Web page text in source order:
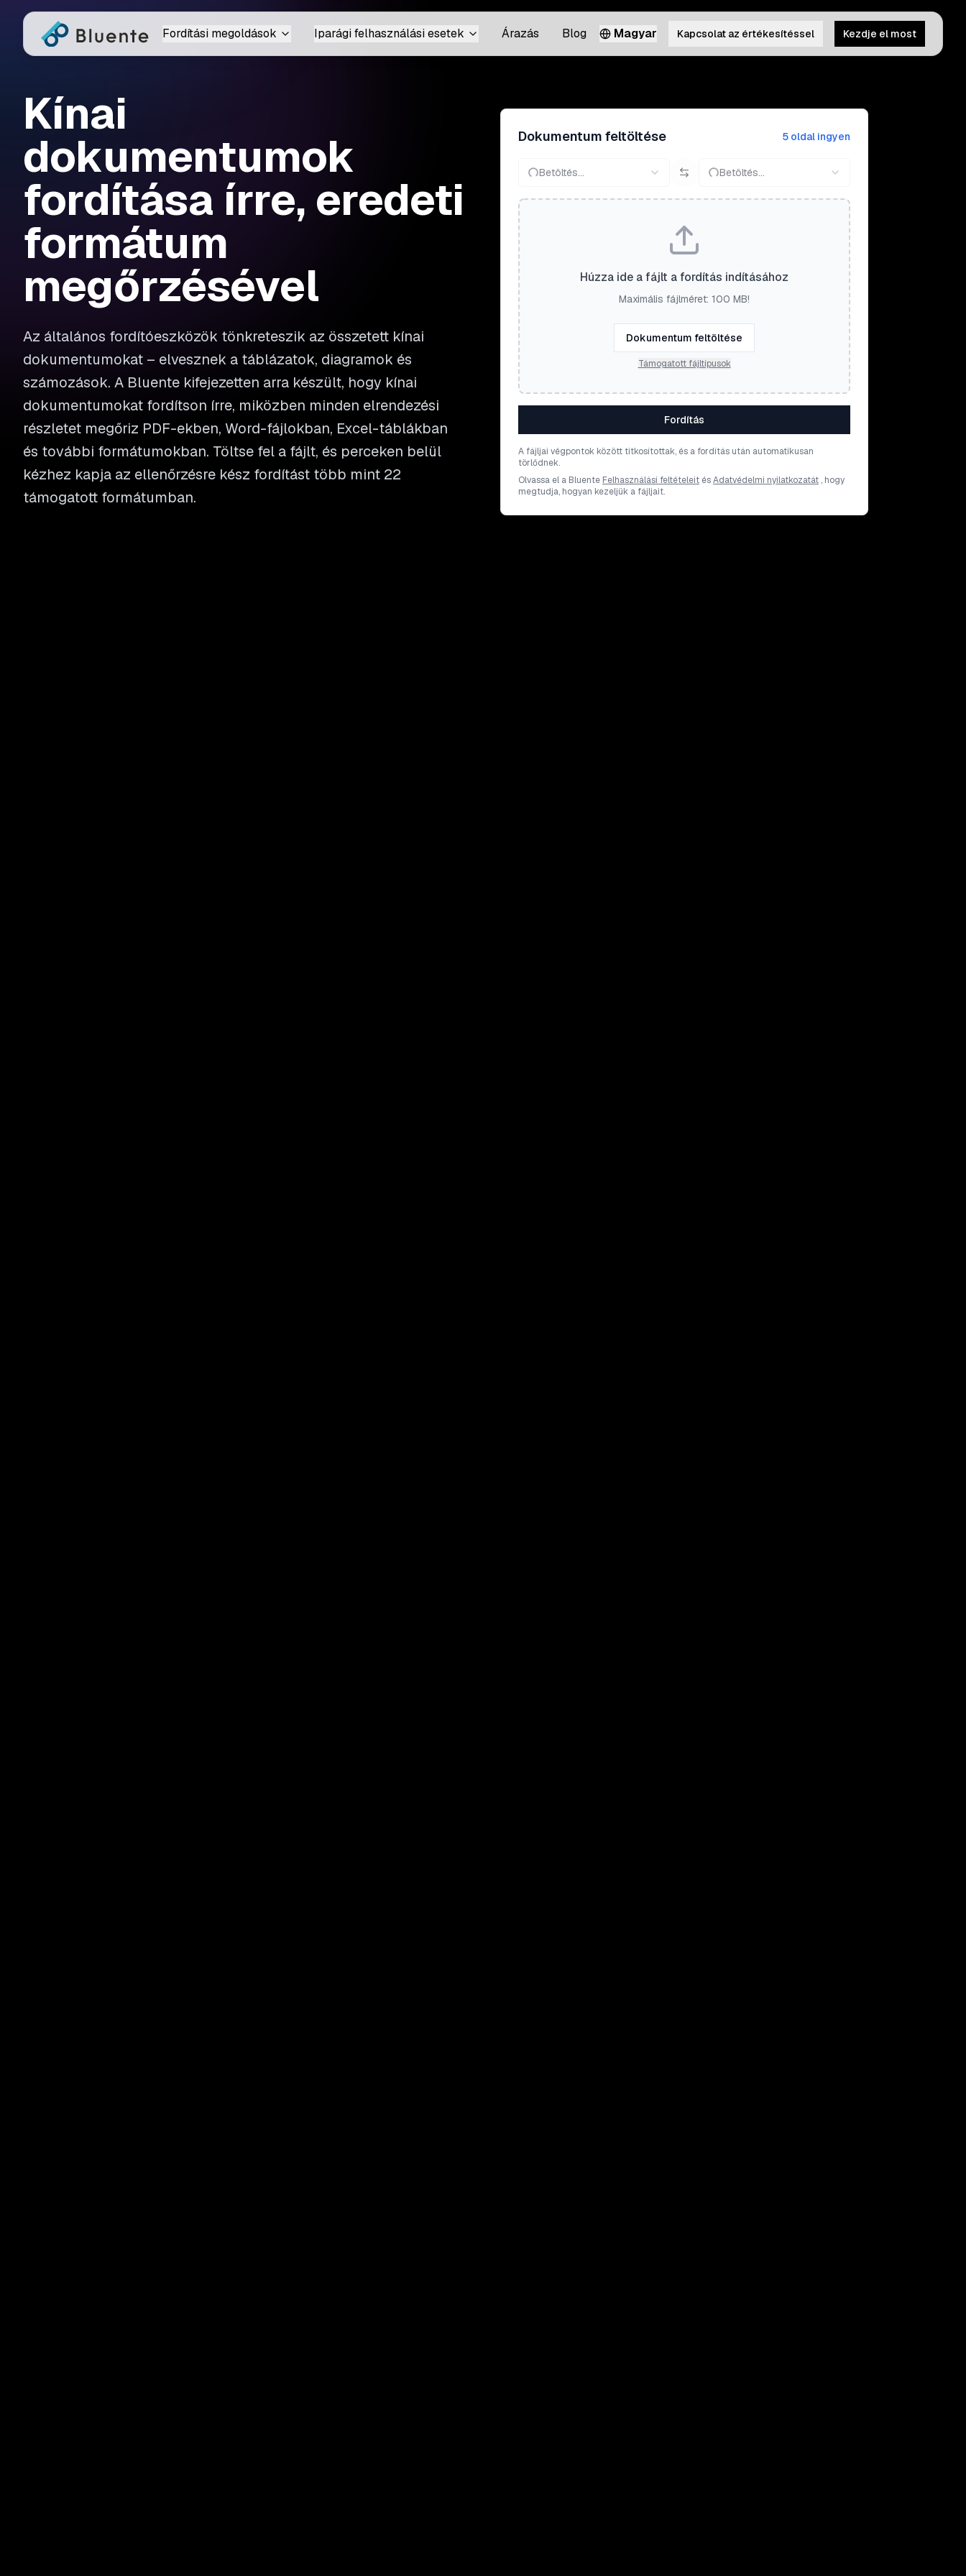
Fordítási megoldások Iparági felhasználási esetek Árazás Blog Magyar Kapcsolat az értékesítéssel Kezdje el most
Kínai
dokumentumok
fordítása írre, eredeti
formátum
megőrzésével
Az általános fordítóeszközök tönkreteszik az összetett kínai
dokumentumokat – elvesznek a táblázatok, diagramok és
számozások. A Bluente kifejezetten arra készült, hogy kínai
dokumentumokat fordítson írre, miközben minden elrendezési
részletet megőriz PDF-ekben, Word-fájlokban, Excel-táblákban
és további formátumokban. Töltse fel a fájlt, és perceken belül
kézhez kapja az ellenőrzésre kész fordítást több mint 22
támogatott formátumban.
Dokumentum feltöltése 5 oldal ingyen
Betöltés... Betöltés...
Húzza ide a fájlt a fordítás indításához
Maximális fájlméret: 100 MB!
Dokumentum feltöltése
Támogatott fájltípusok
Fordítás
A fájljai végpontok között titkosítottak, és a fordítás után automatikusan
törlődnek.
Olvassa el a Bluente Felhasználási feltételeit ésAdatvédelmi nyilatkozatát , hogy
megtudja, hogyan kezeljük a fájljait.